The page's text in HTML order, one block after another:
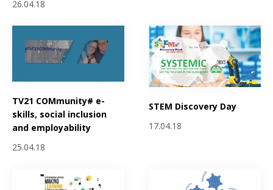
26.04.18
TV21 COMmunity# e-
skills, social inclusion
and employability
25.04.18
STEM Discovery Day
17.04.18